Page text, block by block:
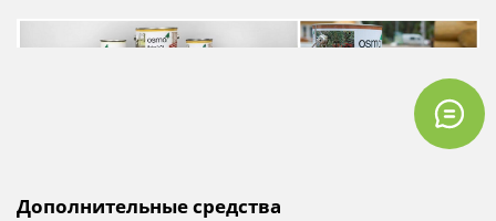
Дополнительные средства